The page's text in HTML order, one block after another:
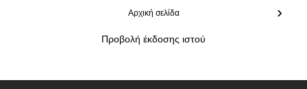
›
Αρχική σελίδα
Προβολή έκδοσης ιστού